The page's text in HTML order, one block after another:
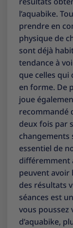
l’aquabike.
prendre en
physique de
sont déjà
tendance à
que celles qui
en forme. De
joue
recommandé
deux fois par
changements
essentiel de
différemment
peuvent avoir
des résultats
séances est
vous poussez
d’aquabike,